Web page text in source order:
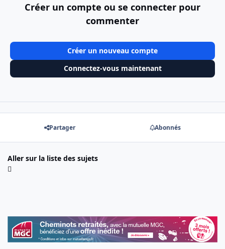
Créer un compte ou se connecter pour
commenter
Créer un nouveau compte
Connectez-vous maintenant
Partager Abonnés
Aller sur la liste des sujets